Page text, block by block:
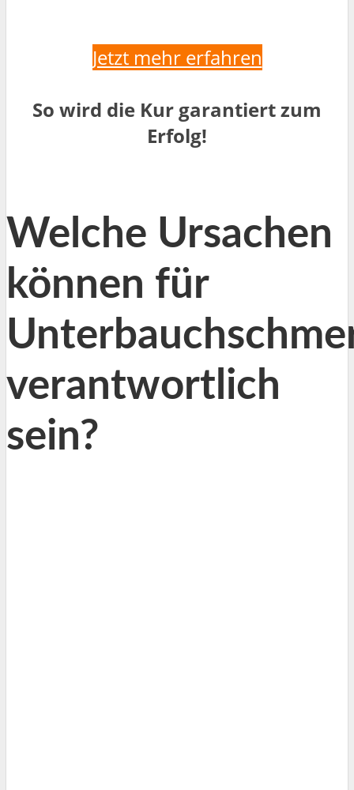
Jetzt mehr erfahren
So wird die Kur garantiert zum
Erfolg!
Welche Ursachen
können für
verantwortlich
sein?